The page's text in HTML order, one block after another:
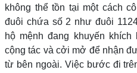
không thể tồn tại một cách
đuôi chứa số 2 như đuôi
hộ mệnh đang khuyến
cộng tác và cởi mở để nhận
từ bên ngoài. Việc bước đi